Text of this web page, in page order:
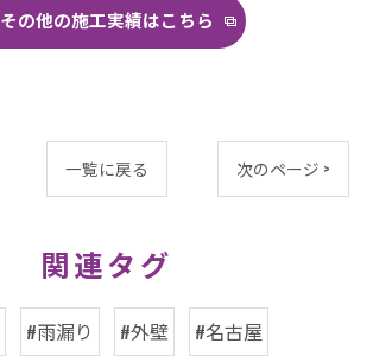
その他の施工実績はこちら
一覧に戻る 次のページ >
関連タグ
#雨漏り #外壁
#名古屋